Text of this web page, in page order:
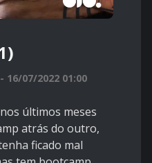
07/2022 01:00
últimos meses
atrás do outro,
ficado mal